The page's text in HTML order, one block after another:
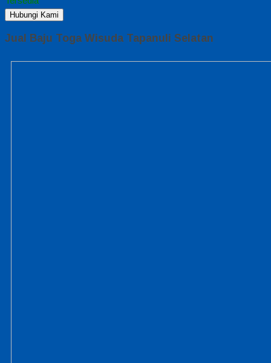
Hubungi Kami
Jual Baju Toga Wisuda Tapanuli Selatan